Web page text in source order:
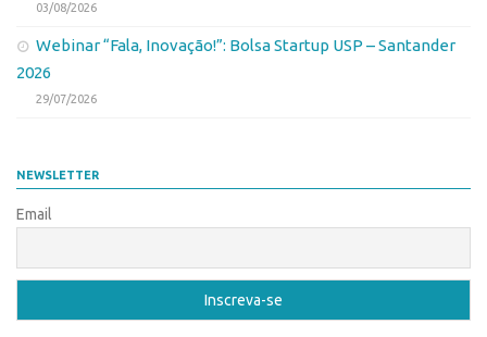
03/08/2026
Webinar “Fala, Inovação!”: Bolsa Startup USP – Santander
2026
29/07/2026
NEWSLETTER
Email